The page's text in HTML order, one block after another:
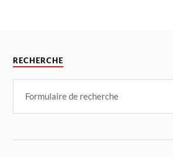
RECHERCHE